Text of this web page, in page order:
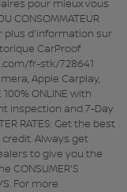
pour mieux vous
CONSOMMATEUR
plus d'information sur
CarProof
fr-stk/728641
Apple Carplay,
ONLINE with
inspection and 7-Day
RATES: Get the best
Always get
to give you the
CONSUMER'S
For more